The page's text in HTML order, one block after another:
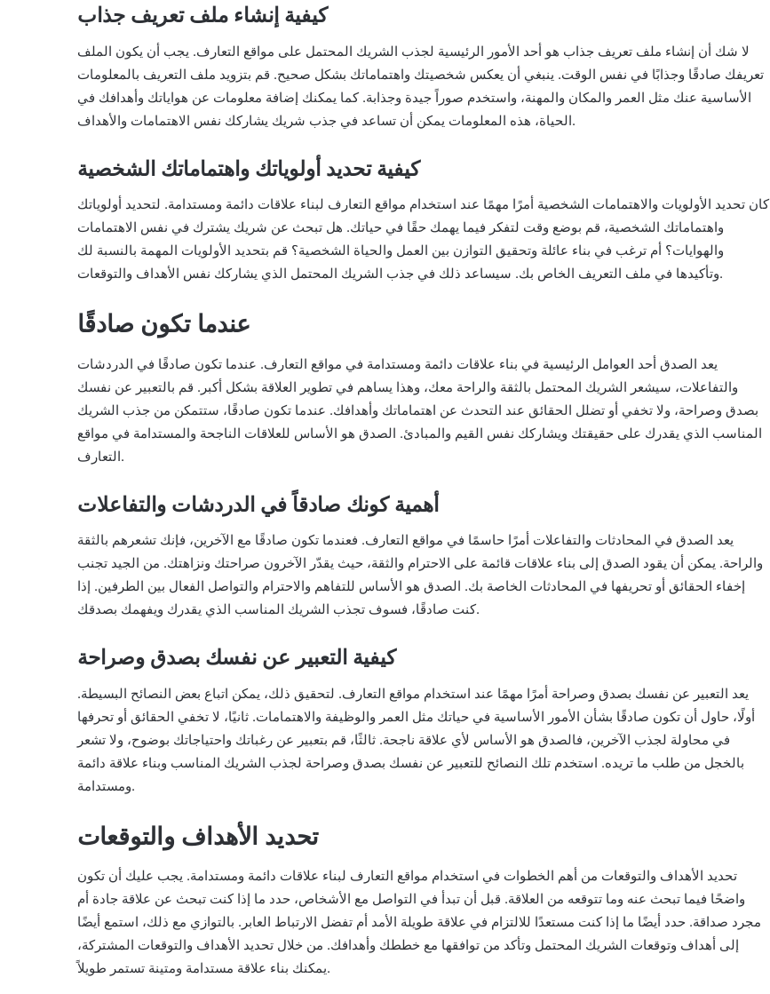
كيفية إنشاء ملف تعريف جذاب
لا شك أن إنشاء ملف تعريف جذاب هو أحد الأمور الرئيسية لجذب الشريك المحتمل على مواقع التعارف. يجب أن يكون الملف
تعريفك صادقًا وجذابًا في نفس الوقت. ينبغي أن يعكس شخصيتك واهتماماتك بشكل صحيح. قم بتزويد ملف التعريف بالمعلومات
الأساسية عنك مثل العمر والمكان والمهنة، واستخدم صوراً جيدة وجذابة. كما يمكنك إضافة معلومات عن هواياتك وأهدافك في
الحياة، هذه المعلومات يمكن أن تساعد في جذب شريك يشاركك نفس الاهتمامات والأهداف.
كيفية تحديد أولوياتك واهتماماتك الشخصية
كان تحديد الأولويات والاهتمامات الشخصية أمرًا مهمًا عند استخدام مواقع التعارف لبناء علاقات دائمة ومستدامة. لتحديد أولوياتك
واهتماماتك الشخصية، قم بوضع وقت لتفكر فيما يهمك حقًا في حياتك. هل تبحث عن شريك يشترك في نفس الاهتمامات
والهوايات؟ أم ترغب في بناء عائلة وتحقيق التوازن بين العمل والحياة الشخصية؟ قم بتحديد الأولويات المهمة بالنسبة لك
وتأكيدها في ملف التعريف الخاص بك. سيساعد ذلك في جذب الشريك المحتمل الذي يشاركك نفس الأهداف والتوقعات.
عندما تكون صادقًا
يعد الصدق أحد العوامل الرئيسية في بناء علاقات دائمة ومستدامة في مواقع التعارف. عندما تكون صادقًا في الدردشات
والتفاعلات، سيشعر الشريك المحتمل بالثقة والراحة معك، وهذا يساهم في تطوير العلاقة بشكل أكبر. قم بالتعبير عن نفسك
بصدق وصراحة، ولا تخفي أو تضلل الحقائق عند التحدث عن اهتماماتك وأهدافك. عندما تكون صادقًا، ستتمكن من جذب الشريك
المناسب الذي يقدرك على حقيقتك ويشاركك نفس القيم والمبادئ. الصدق هو الأساس للعلاقات الناجحة والمستدامة في مواقع
التعارف.
أهمية كونك صادقاً في الدردشات والتفاعلات
يعد الصدق في المحادثات والتفاعلات أمرًا حاسمًا في مواقع التعارف. فعندما تكون صادقًا مع الآخرين، فإنك تشعرهم بالثقة
والراحة. يمكن أن يقود الصدق إلى بناء علاقات قائمة على الاحترام والثقة، حيث يقدّر الآخرون صراحتك ونزاهتك. من الجيد تجنب
إخفاء الحقائق أو تحريفها في المحادثات الخاصة بك. الصدق هو الأساس للتفاهم والاحترام والتواصل الفعال بين الطرفين. إذا
كنت صادقًا، فسوف تجذب الشريك المناسب الذي يقدرك ويفهمك بصدقك.
كيفية التعبير عن نفسك بصدق وصراحة
يعد التعبير عن نفسك بصدق وصراحة أمرًا مهمًا عند استخدام مواقع التعارف. لتحقيق ذلك، يمكن اتباع بعض النصائح البسيطة.
أولًا، حاول أن تكون صادقًا بشأن الأمور الأساسية في حياتك مثل العمر والوظيفة والاهتمامات. ثانيًا، لا تخفي الحقائق أو تحرفها
في محاولة لجذب الآخرين، فالصدق هو الأساس لأي علاقة ناجحة. ثالثًا، قم بتعبير عن رغباتك واحتياجاتك بوضوح، ولا تشعر
بالخجل من طلب ما تريده. استخدم تلك النصائح للتعبير عن نفسك بصدق وصراحة لجذب الشريك المناسب وبناء علاقة دائمة
ومستدامة.
تحديد الأهداف والتوقعات
تحديد الأهداف والتوقعات من أهم الخطوات في استخدام مواقع التعارف لبناء علاقات دائمة ومستدامة. يجب عليك أن تكون
واضحًا فيما تبحث عنه وما تتوقعه من العلاقة. قبل أن تبدأ في التواصل مع الأشخاص، حدد ما إذا كنت تبحث عن علاقة جادة أم
مجرد صداقة. حدد أيضًا ما إذا كنت مستعدًا للالتزام في علاقة طويلة الأمد أم تفضل الارتباط العابر. بالتوازي مع ذلك، استمع أيضًا
إلى أهداف وتوقعات الشريك المحتمل وتأكد من توافقها مع خططك وأهدافك. من خلال تحديد الأهداف والتوقعات المشتركة،
يمكنك بناء علاقة مستدامة ومتينة تستمر طويلاً.